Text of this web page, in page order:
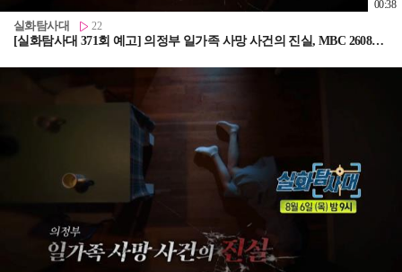
실화탐사대 22
[실화탐사대 371회 예고] 의정부 일가족 사망 사건의 진실, MBC 260806 방송
00:38